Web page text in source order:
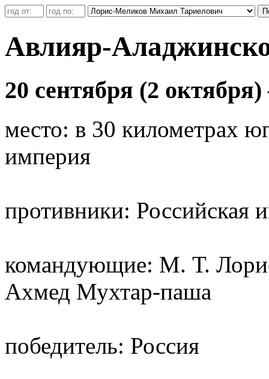
Авлияр-
20 сентября (2
место: в 30 километрах
империя
противники: Российская
командующие: М. Т.
Ахмед Мухтар-паша
победитель: Россия